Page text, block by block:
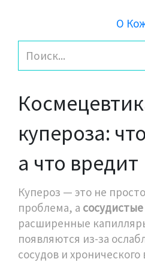
О
купероза:
а что вредит
Купероз — это не
проблема, а
расширенные
появляются из-за
сосудов и хронического